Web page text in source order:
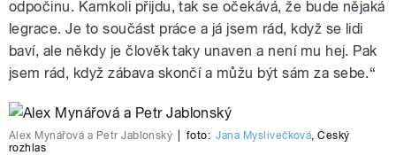
odpočinu. Kamkoli přijdu, tak se očekává, že bude nějaká
legrace. Je to součást práce a já jsem rád, když se lidi
baví, ale někdy je člověk taky unaven a není mu hej. Pak
jsem rád, když zábava skončí a můžu být sám za sebe.“
Alex Mynářová a Petr Jablonský foto: Jana Myslivečková,Český
rozhlas